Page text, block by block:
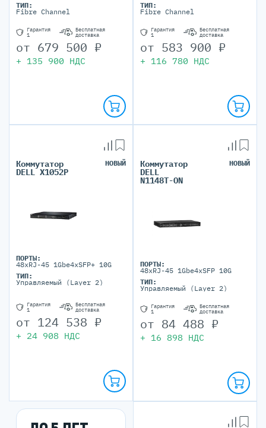
ТИП:
Fibre Channel
Гарантия
1
Бесплатная
доставка
от 679 500 ₽
+ 135 900 НДС
ТИП:
Fibre Channel
Гарантия
1
Бесплатная
доставка
от 583 900 ₽
+ 116 780 НДС
Коммутатор
DELL X1052P
НОВЫЙ
ПОРТЫ:
48xRJ-45 1Gbe4xSFP+ 10G
ТИП:
Управляемый (Layer 2)
Гарантия
1
Бесплатная
доставка
от 124 538 ₽
+ 24 908 НДС
Коммутатор
DELL
N1148T-ON
НОВЫЙ
ПОРТЫ:
48xRJ-45 1Gbe4xSFP 10G
ТИП:
Управляемый (Layer 2)
Гарантия
1
Бесплатная
доставка
от 84 488 ₽
+ 16 898 НДС